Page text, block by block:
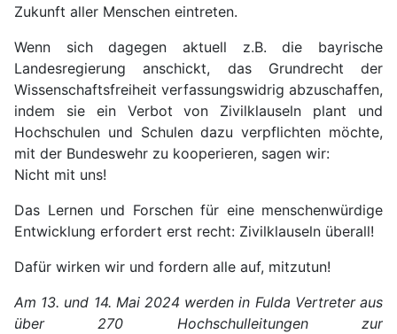
Zukunft aller Menschen eintreten.
Wenn sich dagegen aktuell z.B. die bayrische
Landesregierung anschickt, das Grundrecht der
Wissenschaftsfreiheit verfassungswidrig abzuschaffen,
indem sie ein Verbot von Zivilklauseln plant und
Hochschulen und Schulen dazu verpflichten möchte,
mit der Bundeswehr zu kooperieren, sagen wir:
Nicht mit uns!
Das Lernen und Forschen für eine menschenwürdige
Entwicklung erfordert erst recht: Zivilklauseln überall!
Dafür wirken wir und fordern alle auf, mitzutun!
Am 13. und 14. Mai 2024 werden in Fulda Vertreter aus
über 270 Hochschulleitungen zur